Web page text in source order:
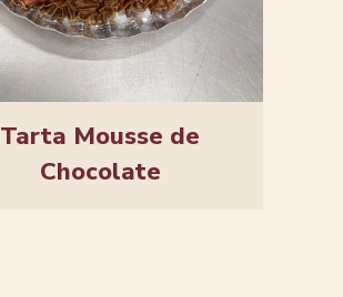
Tarta Mousse de
Chocolate